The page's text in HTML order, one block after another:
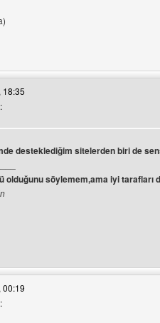
sitesini ziyaret et: hepsipersiabu
18:35
desteklediğim sitelerden biri de
olduğunu söylemem,ama iyi tarafları
sitesini ziyaret et: calibrios
00:19